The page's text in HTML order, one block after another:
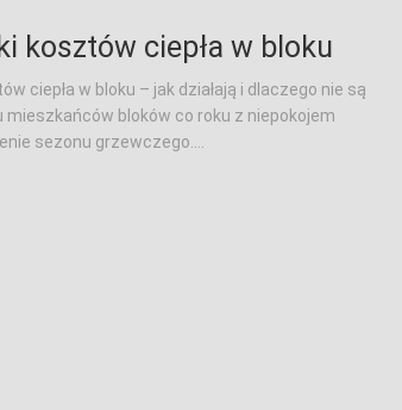
kosztów ciepła w bloku
ciepła w bloku – jak działają i dlaczego nie są
mieszkańców bloków co roku z niepokojem
sezonu grzewczego....